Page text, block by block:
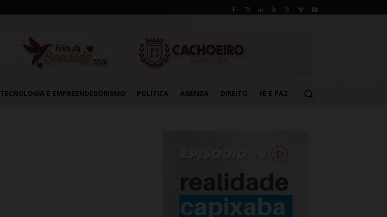
TECNOLOGIA E EMPREENDEDORISMO POLÍTICA AGENDA DIREITO FÉ E PAZ